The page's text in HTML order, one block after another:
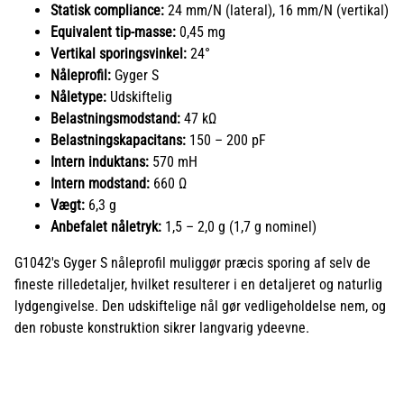
Statisk compliance: 24 mm/N (lateral), 16 mm/N (vertikal)
Equivalent tip-masse: 0,45 mg
Vertikal sporingsvinkel: 24°
Nåleprofil: Gyger S
Nåletype: Udskiftelig
Belastningsmodstand: 47 kΩ
Belastningskapacitans: 150 – 200 pF
Intern induktans: 570 mH
Intern modstand: 660 Ω
Vægt: 6,3 g
Anbefalet nåletryk: 1,5 – 2,0 g (1,7 g nominel)
G1042's Gyger S nåleprofil muliggør præcis sporing af selv de
fineste rilledetaljer, hvilket resulterer i en detaljeret og naturlig
lydgengivelse. Den udskiftelige nål gør vedligeholdelse nem, og
den robuste konstruktion sikrer langvarig ydeevne.